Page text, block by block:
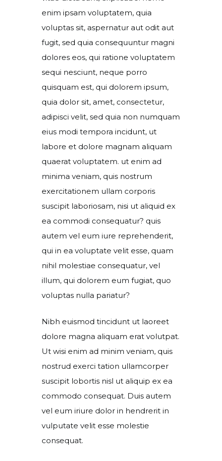
enim ipsam voluptatem, quia
voluptas sit, aspernatur aut odit aut
fugit, sed quia consequuntur magni
dolores eos, qui ratione voluptatem
sequi nesciunt, neque porro
quisquam est, qui dolorem ipsum,
quia dolor sit, amet, consectetur,
adipisci velit, sed quia non numquam
eius modi tempora incidunt, ut
labore et dolore magnam aliquam
quaerat voluptatem. ut enim ad
minima veniam, quis nostrum
exercitationem ullam corporis
suscipit laboriosam, nisi ut aliquid ex
ea commodi consequatur? quis
autem vel eum iure reprehenderit,
qui in ea voluptate velit esse, quam
nihil molestiae consequatur, vel
illum, qui dolorem eum fugiat, quo
voluptas nulla pariatur?
Nibh euismod tincidunt ut laoreet
dolore magna aliquam erat volutpat.
Ut wisi enim ad minim veniam, quis
nostrud exerci tation ullamcorper
suscipit lobortis nisl ut aliquip ex ea
commodo consequat. Duis autem
vel eum iriure dolor in hendrerit in
vulputate velit esse molestie
consequat.